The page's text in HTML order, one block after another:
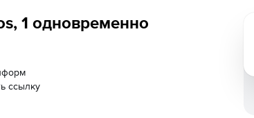
1 одновременно
ссылку